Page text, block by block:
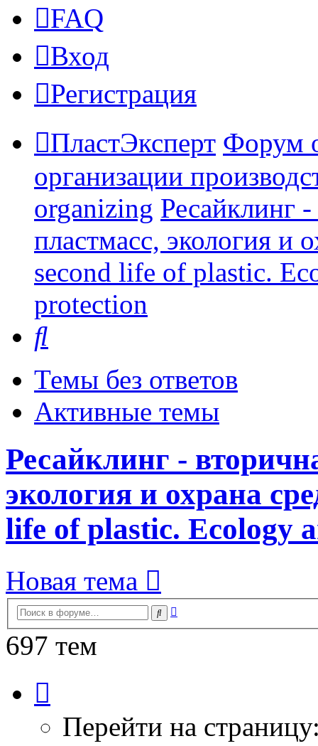
FAQ
Вход
Регистрация
ПластЭксперт Форум
организации
organizing Ресайклинг
пластмасс, экология и
second life of plastic.
protection
Темы без ответов
Активные темы
Ресайклинг -
экология и охрана
life of plastic. Ecology
Новая тема
Поиск
697 тем
из
Перейти на